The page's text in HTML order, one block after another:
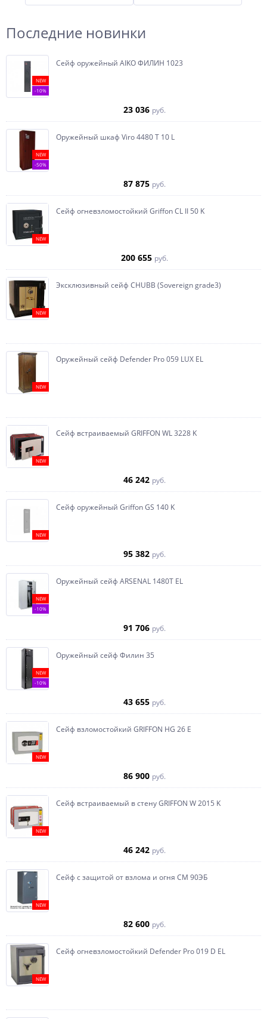
Последние новинки
NEW
-10%
Сейф оружейный AIKO ФИЛИН 1023
23 036 руб.
NEW
-50%
Оружейный шкаф Viro 4480 T 10 L
87 875 руб.
NEW
Сейф огневзломостойкий Griffon CL II 50 K
200 655 руб.
NEW
Эксклюзивный сейф CHUBB (Sovereign grade3)
NEW
Оружейный сейф Defender Pro 059 LUX EL
NEW
Сейф встраиваемый GRIFFON WL 3228 K
46 242 руб.
NEW
Сейф оружейный Griffon GS 140 K
95 382 руб.
NEW
-10%
Оружейный сейф ARSENAL 1480Т EL
91 706 руб.
NEW
-10%
Оружейный сейф Филин 35
43 655 руб.
NEW
Сейф взломостойкий GRIFFON HG 26 E
86 900 руб.
NEW
Сейф встраиваемый в стену GRIFFON W 2015 K
46 242 руб.
NEW
Сейф с защитой от взлома и огня СМ 90ЭБ
82 600 руб.
NEW
Сейф огневзломостойкий Defender Pro 019 D EL